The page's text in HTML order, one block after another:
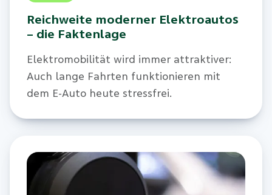
Reichweite moderner Elektroautos
– die Faktenlage
Elektromobilität wird immer attraktiver:
Auch lange Fahrten funktionieren mit
dem E-Auto heute stressfrei.